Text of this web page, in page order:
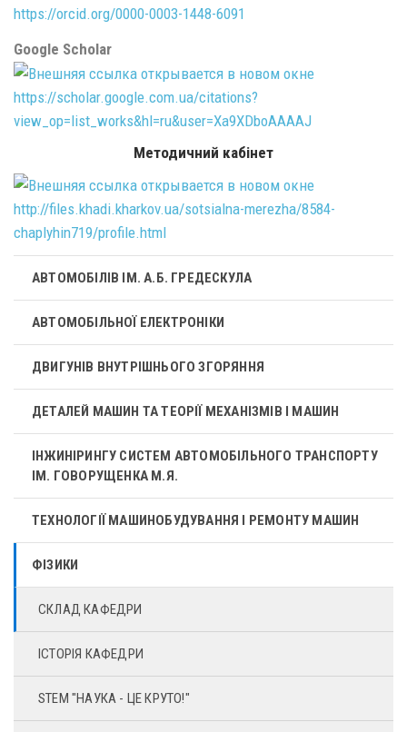
https://orcid.org/0000-0003-1448-6091
Google Scholar
https://scholar.google.com.ua/citations?
view_op=list_works&hl=ru&user=Xa9XDboAAAAJ
Методичний кабінет
http://files.khadi.kharkov.ua/sotsialna-merezha/8584-
chaplyhin719/profile.html
АВТОМОБІЛІВ ІМ. А.Б. ГРЕДЕСКУЛА
АВТОМОБІЛЬНОЇ ЕЛЕКТРОНІКИ
ДВИГУНІВ ВНУТРІШНЬОГО ЗГОРЯННЯ
ДЕТАЛЕЙ МАШИН ТА ТЕОРІЇ МЕХАНІЗМІВ І МАШИН
ІНЖИНІРИНГУ СИСТЕМ АВТОМОБІЛЬНОГО ТРАНСПОРТУ
ІМ. ГОВОРУЩЕНКА М.Я.
ТЕХНОЛОГІЇ МАШИНОБУДУВАННЯ І РЕМОНТУ МАШИН
ФІЗИКИ
СКЛАД КАФЕДРИ
ІСТОРІЯ КАФЕДРИ
STEM "НАУКА - ЦЕ КРУТО!"